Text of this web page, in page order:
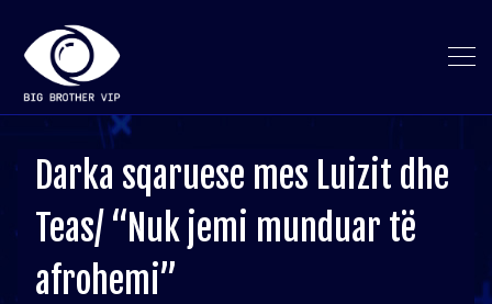
Darka sqaruese mes Luizit dhe
Teas/ “Nuk jemi munduar të
afrohemi”